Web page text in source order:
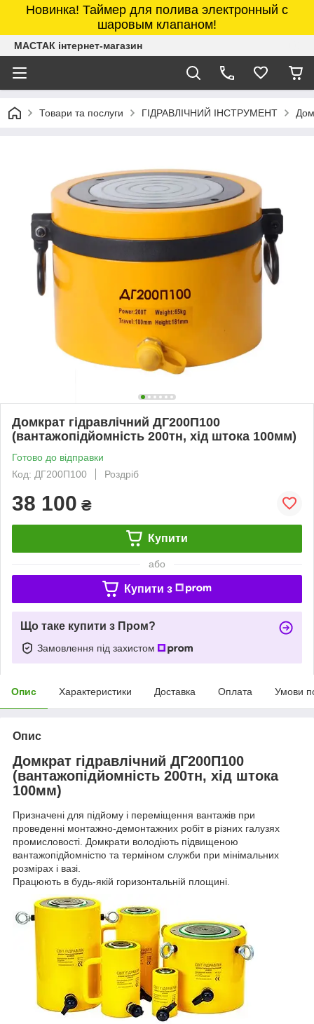
Новинка! Таймер для полива электронный с
шаровым клапаном!
МАСТАК інтернет-магазин
Товари та послуги ГІДРАВЛІЧНИЙ ІНСТРУМЕНТ
Домкрат гідравлічний ДГ200П100
(вантажопідйомність 200тн, хід штока 100мм)
Готово до відправки
Код: ДГ200П100
Роздріб
38 100 ₴
Купити
або
Купити з
Що таке купити з Пром?
Замовлення під захистом
Опис Характеристики Доставка Оплата Умови
Опис
Домкрат гідравлічний ДГ200П100
(вантажопідйомність 200тн, хід штока
100мм)
Призначені для підйому і переміщення вантажів при
проведенні монтажно-демонтажних робіт в різних галузях
промисловості. Домкрати володіють підвищеною
вантажопідйомністю та терміном служби при мінімальних
розмірах і вазі.
Працюють в будь-якій горизонтальній площині.